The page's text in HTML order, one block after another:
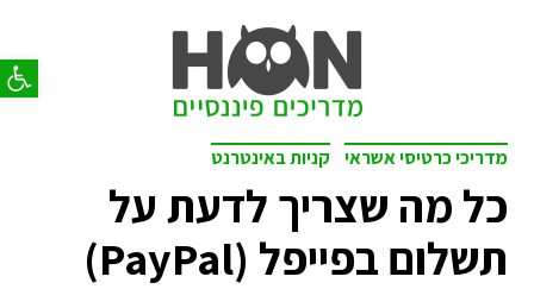
פתח
מדריכי כרטיסי אשראי קניות באינטרנט
כל מה שצריך לדעת על
תשלום בפייפל (PayPal)